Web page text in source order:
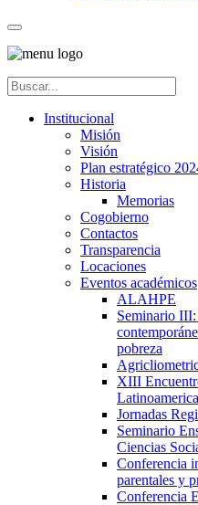
Institucional
Misión
Visión
Plan estratégico
Historia
Memorias
Cogobierno
Contactos
Transparencia
Locaciones
Eventos académicos
ALAHPE
Seminario
pobreza
XIII
Jornadas
Seminario
Ciencias
Conferencia
parentales y
Conferencia